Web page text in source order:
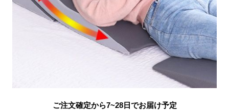
ご注文確定から7~28日でお届け予定